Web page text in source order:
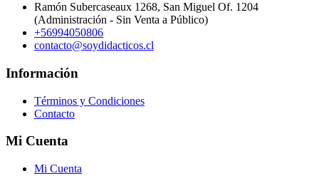
Ramón Subercaseaux 1268, San Miguel Of. 1204
(Administración - Sin Venta a Público)
+56994050806
contacto@soydidacticos.cl
Información
Términos y Condiciones
Contacto
Mi Cuenta
Mi Cuenta